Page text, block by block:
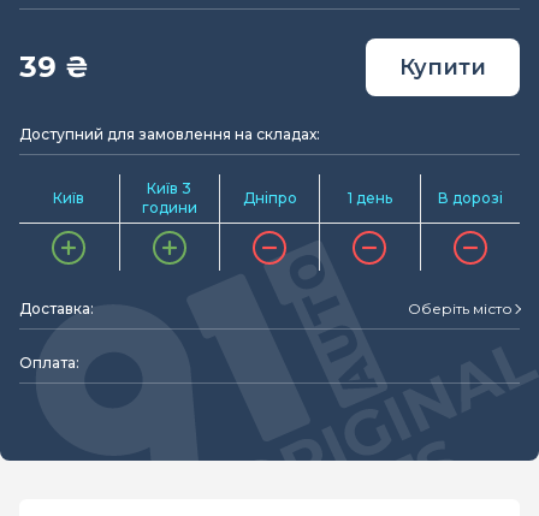
39 ₴ Купити
Доступний для замовлення на складах:
Київ
Київ 3
години
Дніпро 1 день В дорозі
Доставка: Оберіть місто
Оплата: